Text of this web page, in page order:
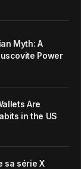
Myth: A
Power
Are
in the US
sa série X